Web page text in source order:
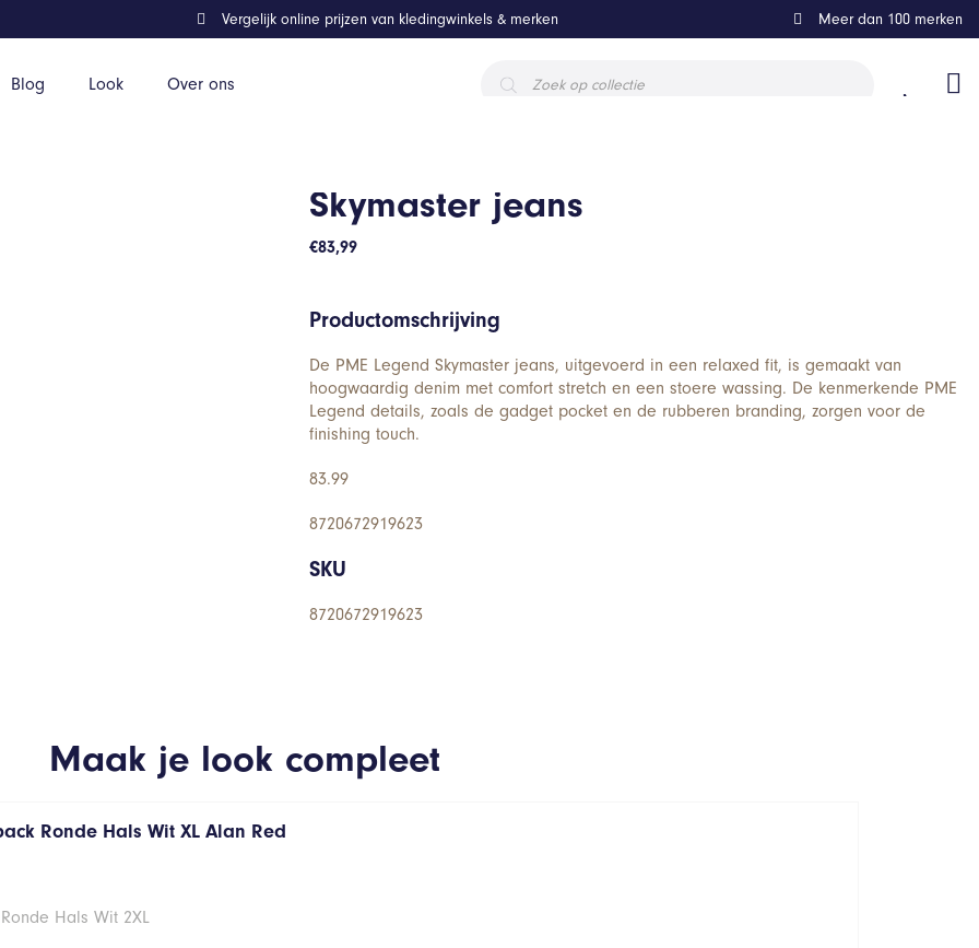
Blog Look Over ons
zoeken
Vergelijk online prijzen van kledingwinkels & merken Meer dan 100 merken
Skymaster jeans
€83,99
Productomschrijving
De PME Legend Skymaster jeans, uitgevoerd in een relaxed fit, is gemaakt van
hoogwaardig denim met comfort stretch en een stoere wassing. De kenmerkende PME
Legend details, zoals de gadget pocket en de rubberen branding, zorgen voor de
finishing touch.
83.99
8720672919623
SKU
8720672919623
Maak je look compleet
Ronde Hals Wit XL Alan Red
Hals Wit 2XL